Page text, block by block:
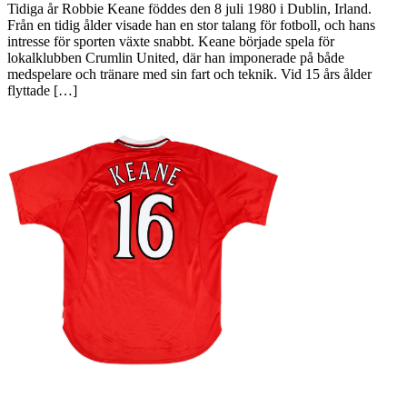
Tidiga år Robbie Keane föddes den 8 juli 1980 i Dublin, Irland.
Från en tidig ålder visade han en stor talang för fotboll, och hans
intresse för sporten växte snabbt. Keane började spela för
lokalklubben Crumlin United, där han imponerade på både
medspelare och tränare med sin fart och teknik. Vid 15 års ålder
flyttade […]